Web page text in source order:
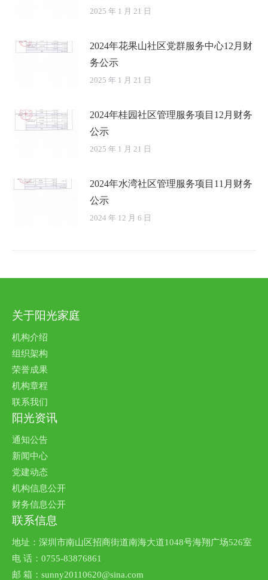
2025 年 1 月 21 日
2024年花果山社区党群服务中心12月财
务公示
2025 年 1 月 21 日
2024年桂园社区管理服务项目12月财务
公示
2025 年 1 月 21 日
2024年水湾社区管理服务项目11月财务
公示
2024 年 12 月 6 日
关于阳光家庭
机构介绍
组织架构
荣誉成果
机构章程
联系我们
阳光资讯
通知公告
新闻中心
党建动态
机构信息公开
财务信息公开
联系信息
地址：深圳市南山区招商街道南海大道1048号海翔广场526室
电 话：0755-83876861
邮 箱：sunny20110620@sina.com